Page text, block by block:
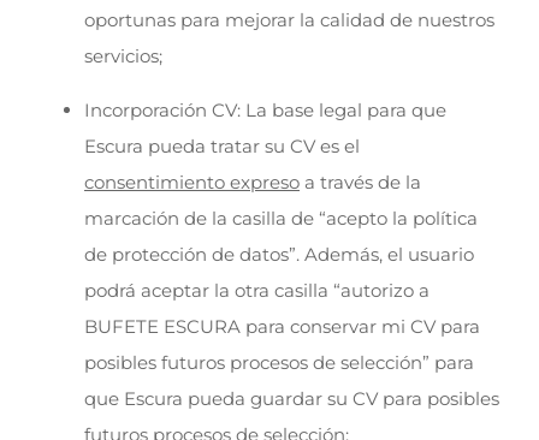
oportunas para mejorar la calidad de nuestros
servicios;
Incorporación CV: La base legal para que
Escura pueda tratar su CV es el
consentimiento expreso a través de la
marcación de la casilla de “acepto la política
de protección de datos”. Además, el usuario
podrá aceptar la otra casilla “autorizo a
BUFETE ESCURA para conservar mi CV para
posibles futuros procesos de selección” para
que Escura pueda guardar su CV para posibles
futuros procesos de selección;